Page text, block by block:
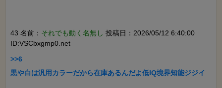
43 名前： それでも動く名無し 投稿日：2026/05/12 6:40:00
ID:VSCbxgmp0.net
>>6
黒や白は汎用カラーだから在庫あるんだよ低IQ境界知能ジジイ